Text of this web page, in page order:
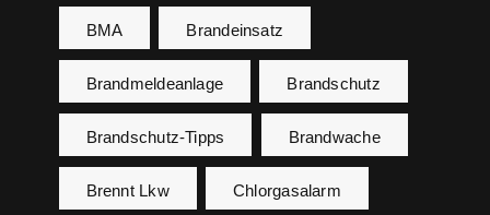
BMA Brandeinsatz
Brandmeldeanlage Brandschutz
Brandschutz-Tipps Brandwache
Brennt Lkw Chlorgasalarm